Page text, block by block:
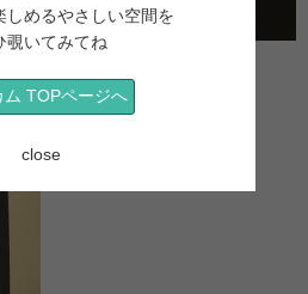
しめるやさしい空間を
覗いてみてね
ム TOPページへ
close